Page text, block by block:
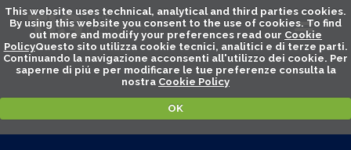
This website uses technical, analytical and third parties cookies.
By using this website you consent to the use of cookies. To find
out more and modify your preferences read our Cookie
PolicyQuesto sito utilizza cookie tecnici, analitici e di terze parti.
Continuando la navigazione acconsenti all'utilizzo dei cookie. Per
saperne di piú e per modificare le tue preferenze consulta la
nostra Cookie Policy
OK